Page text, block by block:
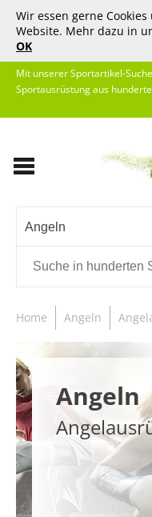
Wir essen gerne
Website. Mehr dazu in
OK
Mit unserer Sportartikel-
Sportausrüstung aus
Angeln
Home Angeln
Angeln